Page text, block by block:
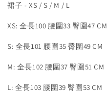
裙子 - XS / S / M / L
XS: 全長100 腰圍33 臀圍47 CM
S: 全長101 腰圍35 臀圍49 CM
M: 全長102 腰圍37 臀圍51 CM
L: 全長103 腰圍39 臀圍53 CM